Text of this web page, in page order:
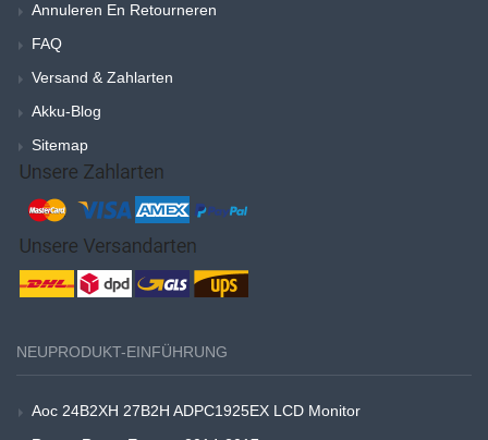
Annuleren En Retourneren
FAQ
Versand & Zahlarten
Akku-Blog
Sitemap
NEUPRODUKT-EINFÜHRUNG
Aoc 24B2XH 27B2H ADPC1925EX LCD Monitor